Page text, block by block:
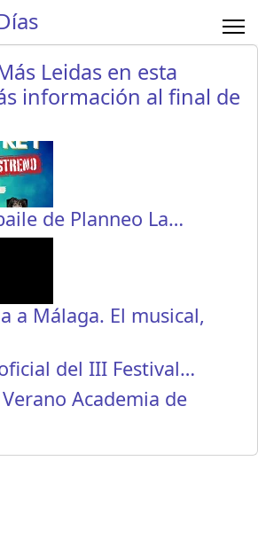
Leidas en esta
información al final de
de Planneo La…
a Málaga. El musical,
del III Festival…
Academia de